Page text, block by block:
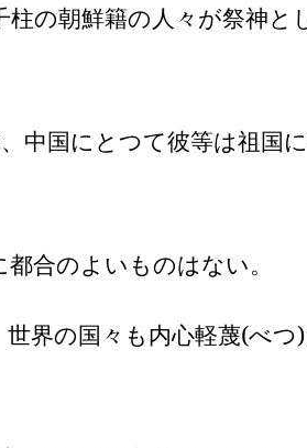
の朝鮮籍の人々が祭神と
中国にとつて彼等は祖国
合のよいものはない。
界の国々も内心軽蔑(べつ)